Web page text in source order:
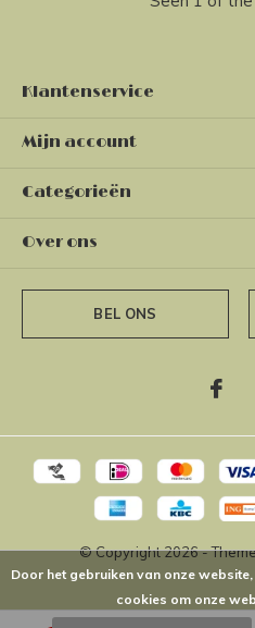
Klantenservice
Mijn account
Categorieën
Over ons
BEL ONS
© Copyright2026-
Door het gebruiken van onze
cookies om onze